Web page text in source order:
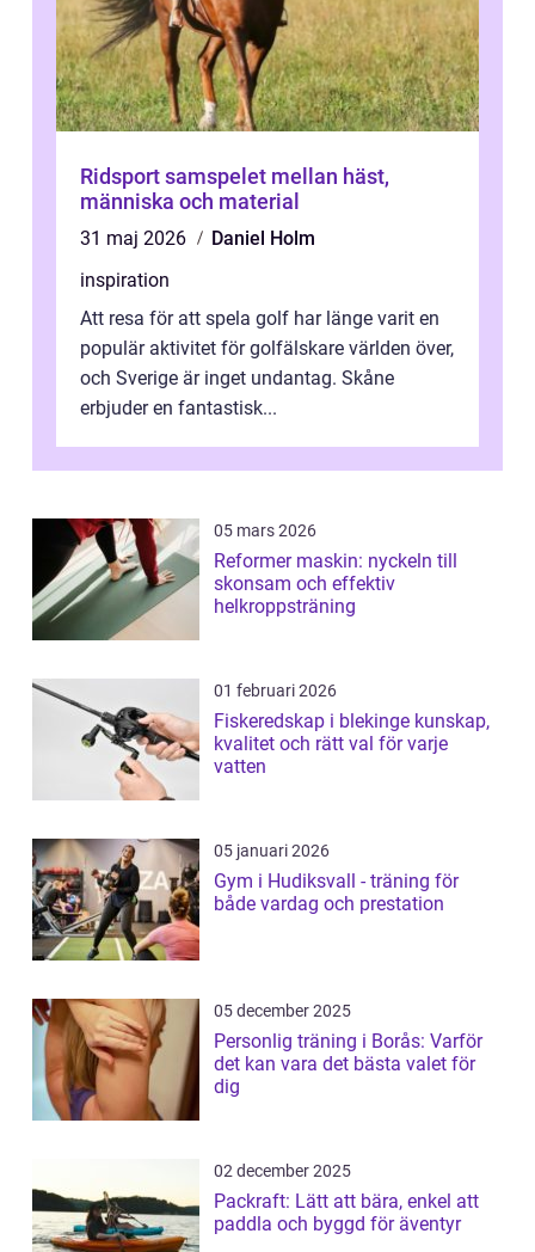
Ridsport samspelet mellan häst,
människa och material
31 maj 2026
Daniel Holm
inspiration
Att resa för att spela golf har länge varit en
populär aktivitet för golfälskare världen över,
och Sverige är inget undantag. Skåne
erbjuder en fantastisk...
05 mars 2026
Reformer maskin: nyckeln till
skonsam och effektiv
helkroppsträning
01 februari 2026
Fiskeredskap i blekinge kunskap,
kvalitet och rätt val för varje
vatten
05 januari 2026
Gym i Hudiksvall - träning för
både vardag och prestation
05 december 2025
Personlig träning i Borås: Varför
det kan vara det bästa valet för
dig
02 december 2025
Packraft: Lätt att bära, enkel att
paddla och byggd för äventyr